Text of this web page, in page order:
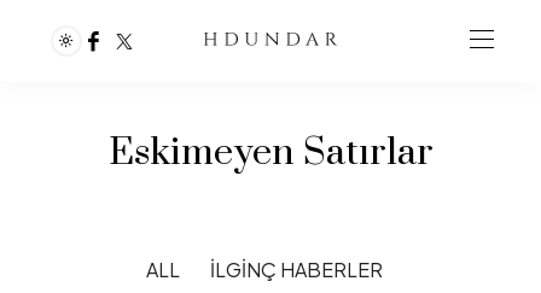
Eskimeyen Satırlar
ALL
İLGINÇ HABERLER